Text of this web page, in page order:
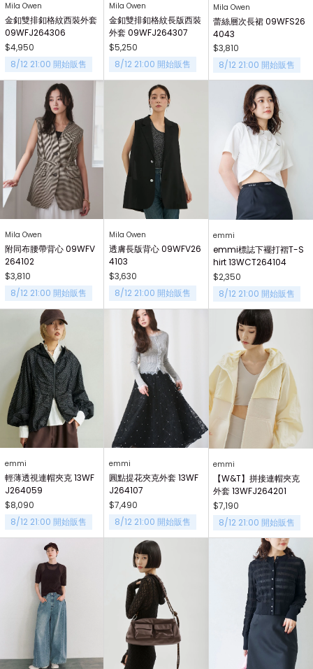
Mila Owen
金釦雙排釦格紋西裝外套
09WFJ264306
$4,950
8/12 21:00 開始販售
Mila Owen
金釦雙排釦格紋長版西裝
外套 09WFJ264307
$5,250
8/12 21:00 開始販售
Mila Owen
蕾絲層次長裙 09WFS26
4043
$3,810
8/12 21:00 開始販售
Mila Owen
附同布腰帶背心 09WFV
264102
$3,810
8/12 21:00 開始販售
Mila Owen
透膚長版背心 09WFV26
4103
$3,630
8/12 21:00 開始販售
emmi
emmi標誌下襬打褶T-S
hirt 13WCT264104
$2,350
8/12 21:00 開始販售
emmi
輕薄透視連帽夾克 13WF
J264059
$8,090
8/12 21:00 開始販售
emmi
圓點提花夾克外套 13WF
J264107
$7,490
8/12 21:00 開始販售
emmi
【W&T】拼接連帽夾克
外套 13WFJ264201
$7,190
8/12 21:00 開始販售